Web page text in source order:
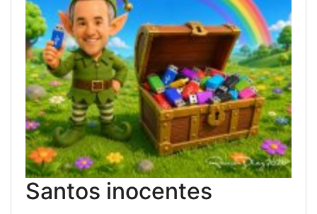
Santos inocentes